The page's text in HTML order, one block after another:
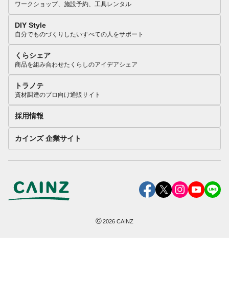
ワークショップ、施設予約、工具レンタル
DIY Style
自分でものづくりしたいすべての人をサポート
くらシェア
商品を組み合わせたくらしのアイデアシェア
トラノテ
資材調達のプロ向け通販サイト
採用情報
カインズ 企業サイト
©2026 CAINZ